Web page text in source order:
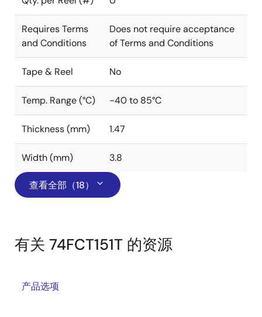
Requires Terms
and Conditions
Does not require acceptance
of Terms and Conditions
Tape & Reel No
Temp. Range (°C) -40 to 85°C
Thickness (mm) 1.47
Width (mm) 3.8
查看全部（18）
有关 74FCT151T 的资源
产品选项